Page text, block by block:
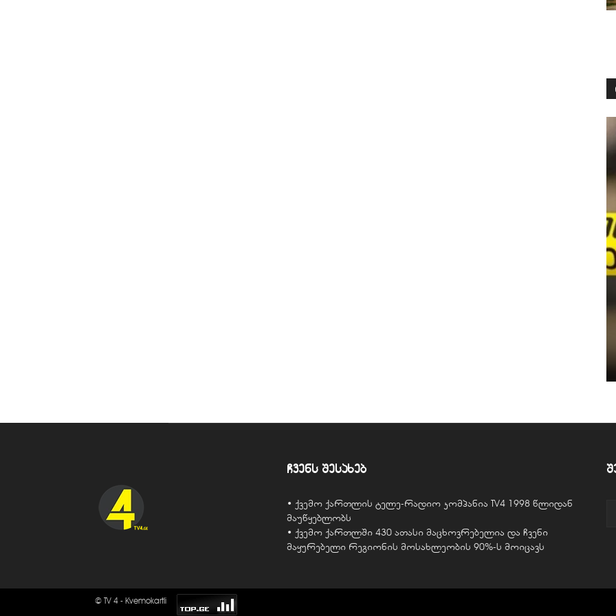
ჩვენს შესახებ
• ქვემო ქართლის ტელე-რადიო კომპანია TV4 1998 წლიდან
მაუწყებლობს
• ქვემო ქართლში 430 ათასი მაცხოვრებელია და ჩვენი
მაყურებელი რეგიონის მოსახლეობის 90%-ს მოიცავს
© TV 4 - Kvemokartli